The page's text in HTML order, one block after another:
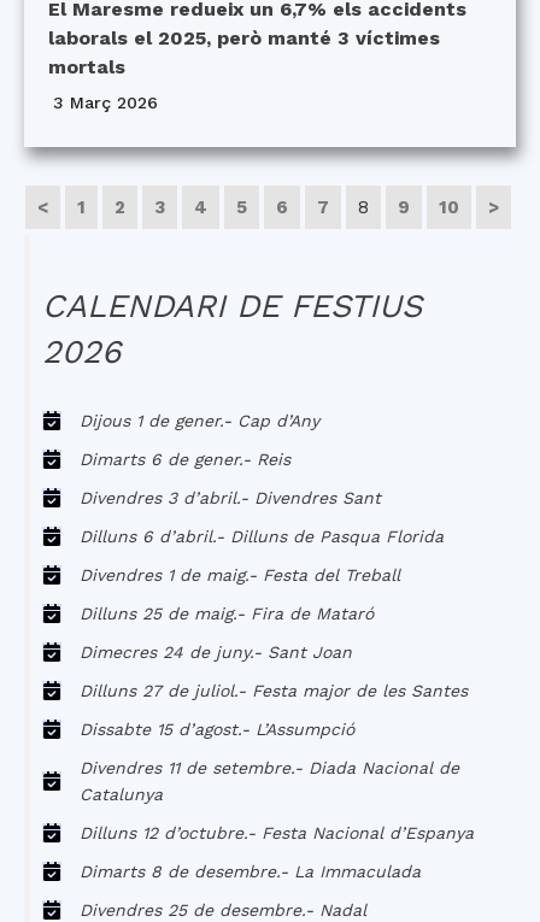
El Maresme redueix un 6,7% els accidents
laborals el 2025, però manté 3 víctimes
mortals
3 Març 2026
< 1 2 3 4 5 6 7 8 9 10 >
CALENDARI DE FESTIUS
2026
Dijous 1 de gener.- Cap d’Any
Dimarts 6 de gener.- Reis
Divendres 3 d’abril.- Divendres Sant
Dilluns 6 d’abril.- Dilluns de Pasqua Florida
Divendres 1 de maig.- Festa del Treball
Dilluns 25 de maig.- Fira de Mataró
Dimecres 24 de juny.- Sant Joan
Dilluns 27 de juliol.- Festa major de les Santes
Dissabte 15 d’agost.- L’Assumpció
Divendres 11 de setembre.- Diada Nacional de
Catalunya
Dilluns 12 d’octubre.- Festa Nacional d’Espanya
Dimarts 8 de desembre.- La Immaculada
Divendres 25 de desembre.- Nadal